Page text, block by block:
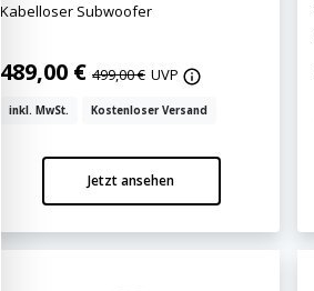
Kabelloser Subwoofer
489,00 € 499,00 € UVP
inkl. MwSt. Kostenloser Versand
Jetzt ansehen